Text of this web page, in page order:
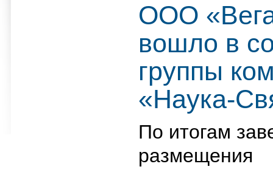
ООО
вошло в
группы
«Наука-
По итогам
размещения